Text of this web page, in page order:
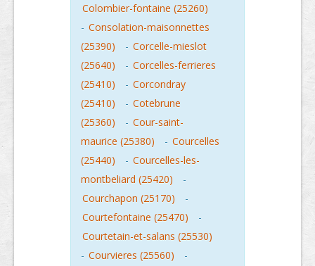
Colombier-fontaine (25260)
- Consolation-maisonnettes
(25390)
- Corcelle-mieslot
(25640)
- Corcelles-ferrieres
(25410)
- Corcondray
(25410)
- Cotebrune
(25360)
- Cour-saint-
maurice (25380)
- Courcelles
(25440)
- Courcelles-les-
montbeliard (25420)
-
Courchapon (25170)
-
Courtefontaine (25470)
-
Courtetain-et-salans (25530)
- Courvieres (25560)
-